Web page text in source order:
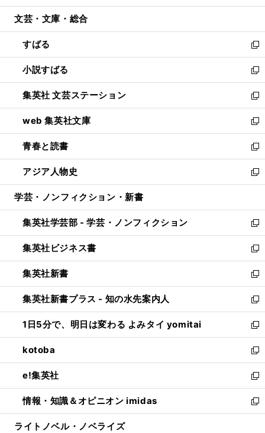
開
ウ
開
く
ン
ウ
で
開
く
ウ
ン
ド
ウ
で
開
く
文芸・文庫・総合
すばる
新
し
い
ウ
ィ
ン
ド
ウ
で
開
く
小説すばる
新
し
い
ウ
ィ
ン
ド
ウ
で
開
集英社 文芸ステーション
新
し
い
ウ
ィ
ン
ド
ウ
開
く
web 集英社文庫
新
し
い
ウ
ィ
ン
ウ
で
開
く
青春と読書
新
し
い
ウ
ン
ド
ウ
で
開
く
アジア人物史
新
し
ウ
ィ
ン
ド
ウ
で
開
く
学芸・ノンフィクション・新書
集英社学芸部 - 学芸・ノンフィクション
新
し
い
ウ
ィ
ン
ド
ウ
で
開
く
集英社ビジネス書
新
し
い
ウ
ィ
ン
ド
ウ
で
開
く
集英社新書
新
し
い
ウ
ィ
ン
ド
ウ
で
開
く
集英社新書プラス - 知の水先案内人
新
し
い
ウ
ィ
ン
ド
ウ
で
開
1日5分で、明日は変わる よみタイ yomitai
新
し
い
ウ
ィ
ン
ド
ウ
kotoba
新
し
い
ウ
ィ
ン
e!集英社
新
し
い
ウ
情報・知識＆オピニオン imidas
新
し
ライトノベル・ノベライズ